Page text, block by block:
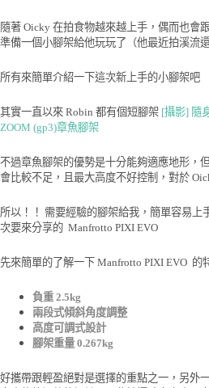
隨著 Oicky 在拍食物越來越上手，偶而也會
準備一個小腳架給他玩玩了（他最近拍溪流
所有來簡單介紹一下這次新上手的小腳架吧
其實一直以來 Robin 都有個短腳架 [攝影] 隨
ZOOM (gp3)章魚腳架
不過章魚腳架的優勢是十分能夠適應地形，
會比較不足，且最大高度不好控制，對於
所以！！ 需要經驗的腳架給我，簡單容易上
次要來分享的 Manfrotto PIXI EVO
先來簡單的了解一下 Manfrotto PIXI EVO 的
負重 2.5kg
兩段式傾斜角度調整
高度可調式設計
腳架重量 0.267kg
好攜帶跟輕盈絕對是選擇的重點之一，另外